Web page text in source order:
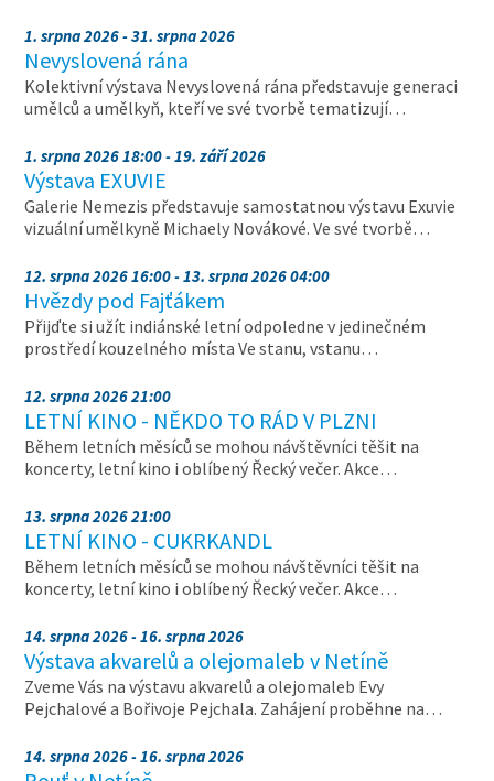
1. srpna 2026 - 31. srpna 2026
Nevyslovená rána
Kolektivní výstava Nevyslovená rána představuje generaci
umělců a umělkyň, kteří ve své tvorbě tematizují…
1. srpna 2026 18:00 - 19. září 2026
Výstava EXUVIE
Galerie Nemezis představuje samostatnou výstavu Exuvie
vizuální umělkyně Michaely Novákové. Ve své tvorbě…
12. srpna 2026 16:00 - 13. srpna 2026 04:00
Hvězdy pod Fajťákem
Přijďte si užít indiánské letní odpoledne v jedinečném
prostředí kouzelného místa Ve stanu, vstanu…
12. srpna 2026 21:00
LETNÍ KINO - NĚKDO TO RÁD V PLZNI
Během letních měsíců se mohou návštěvníci těšit na
koncerty, letní kino i oblíbený Řecký večer. Akce…
13. srpna 2026 21:00
LETNÍ KINO - CUKRKANDL
Během letních měsíců se mohou návštěvníci těšit na
koncerty, letní kino i oblíbený Řecký večer. Akce…
14. srpna 2026 - 16. srpna 2026
Výstava akvarelů a olejomaleb v Netíně
Zveme Vás na výstavu akvarelů a olejomaleb Evy
Pejchalové a Bořivoje Pejchala. Zahájení proběhne na…
14. srpna 2026 - 16. srpna 2026